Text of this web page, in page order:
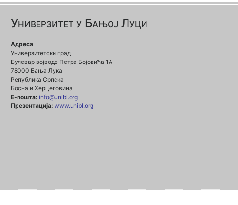
Универзитет у Бањој Луци
Адреса
Универзитетски град
Булевар војводе Петра Бојовића 1А
78000 Бања Лука
Република Српска
Босна и Херцеговина
Е-пошта: info@unibl.org
Презентација: www.unibl.org